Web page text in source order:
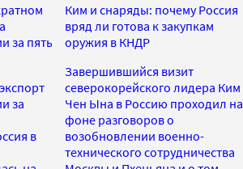
за пять
за
в
Ким и снаряды: почему Россия
вряд ли готова к закупкам
оружия в КНДР
Завершившийся визит
северокорейского лидера Ким
Чен Ына в Россию проходил на
фоне разговоров о
возобновлении военно-
технического сотрудничества